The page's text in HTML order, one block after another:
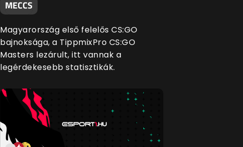
MECCS
Magyarország első felelős CS:GO
bajnoksága, a TippmixPro CS:GO
Masters lezárult, itt vannak a
legérdekesebb statisztikák.